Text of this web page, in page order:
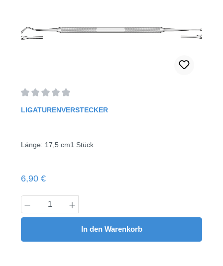
LIGATURENVERSTECKER
Länge: 17,5 cm1 Stück
Regulärer Preis:
6,90 €
Produkt Anzahl: Gib den gewünschten
In den Warenkorb